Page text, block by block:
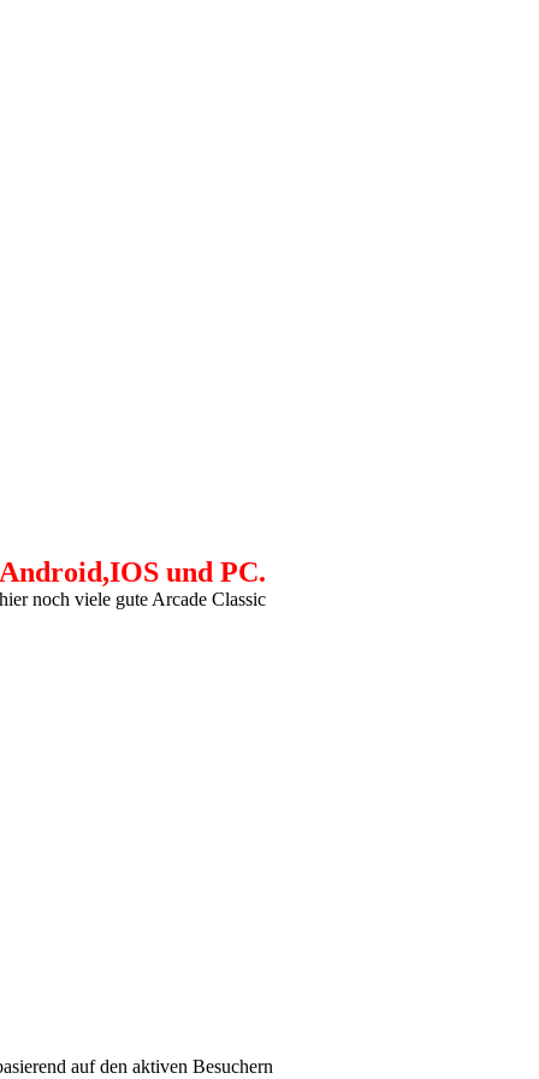
und PC.
noch viele gute Arcade Classic
auf den aktiven Besuchern